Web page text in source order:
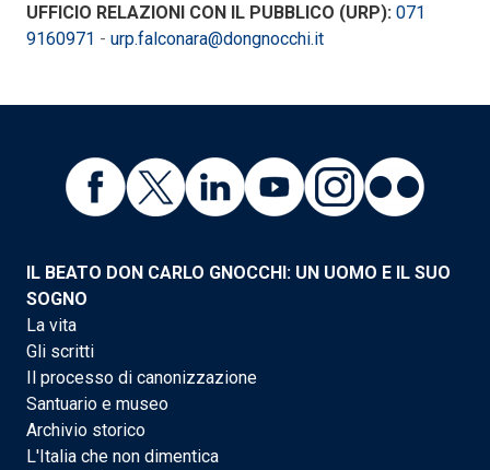
UFFICIO RELAZIONI CON IL PUBBLICO (URP): 071
9160971 - urp.falconara@dongnocchi.it
IL BEATO DON CARLO GNOCCHI: UN UOMO E IL SUO
SOGNO
La vita
Gli scritti
Il processo di canonizzazione
Santuario e museo
Archivio storico
L'Italia che non dimentica